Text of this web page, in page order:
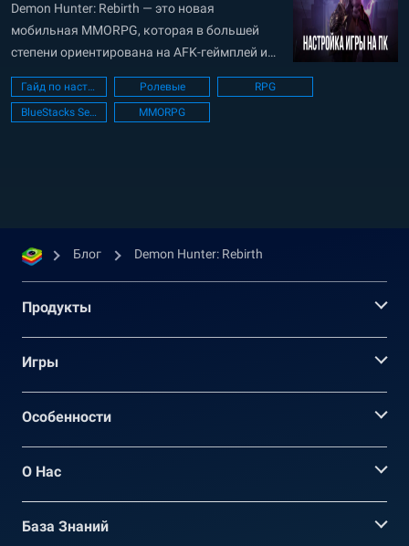
Demon Hunter: Rebirth — это новая
мобильная MMORPG, которая в большей
степени ориентирована на AFK-геймплей и
понравится казуальным игрокам, у которых
не так много времени, чтобы с головой
погрузиться в игру на долгие часы. Сама
Гайд по настройке ПК Ролевые
RPG
BlueStacks Setup
MMORPG
Блог Demon Hunter: Rebirth
Продукты
Игры
Oсобенности
О Нас
База Знаний